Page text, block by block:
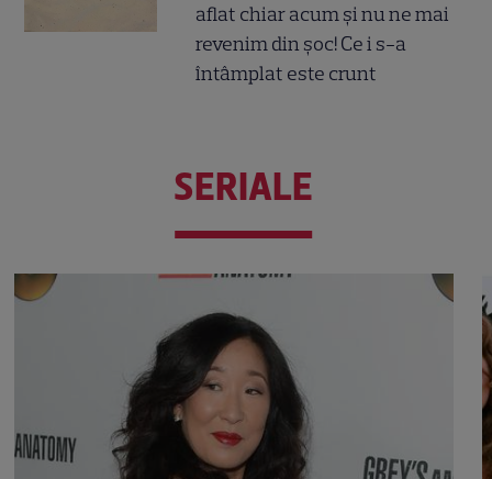
aflat chiar acum și nu ne mai
revenim din șoc! Ce i s-a
întâmplat este crunt
SERIALE